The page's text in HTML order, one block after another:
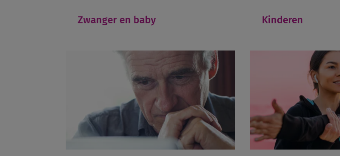
Zwanger en baby Kinderen